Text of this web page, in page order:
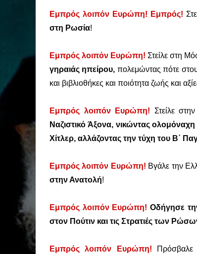
Εμπρός λοιπόν Ευρώπη! Εμπρός!
στη Ρωσία!
Εμπρός λοιπόν Ευρώπη! Στείλε στη
γηραιάς ηπείρου, πολεμώντας πότε
και βιβλιοθήκες και ποιότητα ζωής και
Εμπρός λοιπόν Ευρώπη! Στείλε
Ναζιστικό Άξονα, νικώντας
Χίτλερ, αλλάζοντας την τύχη του Β΄
Εμπρός λοιπόν Ευρώπη! Βγάλε την
στην Ανατολή!
Εμπρός λοιπόν Ευρώπη! Οδήγησε
στον Πούτιν και τις Στρατιές των
Εμπρός λοιπόν Ευρώπη!